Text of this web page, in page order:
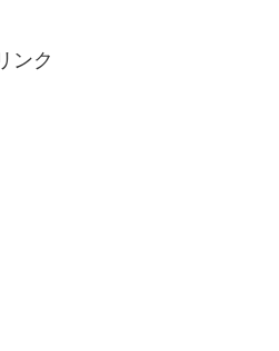
ンク